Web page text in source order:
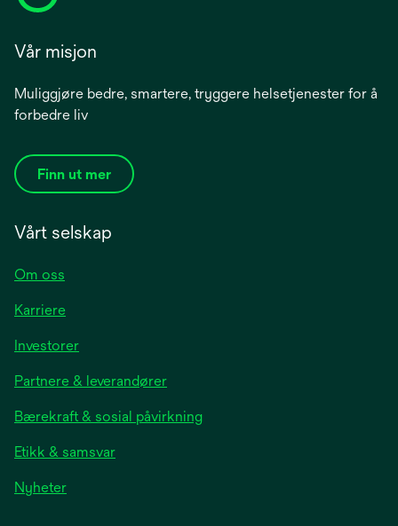
Vår misjon
Muliggjøre bedre, smartere, tryggere helsetjenester for å
forbedre liv
Finn ut mer
Vårt selskap
Om oss
Karriere
Investoreropens
a
new
Partnere & leverandører
Bærekraft & sosial påvirkning
Etikk & samsvar
Nyheteropens